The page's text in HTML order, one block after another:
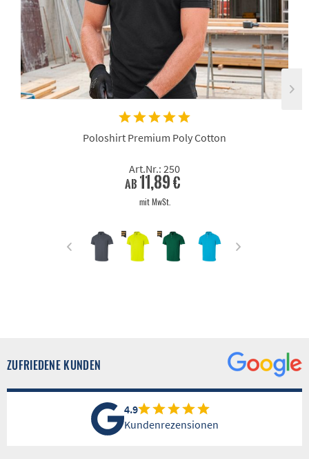
Poloshirt Premium Poly Cotton
Art.Nr.: 250
ab 11,89 €
mit MwSt.
ZUFRIEDENE KUNDEN
4.9
Kundenrezensionen